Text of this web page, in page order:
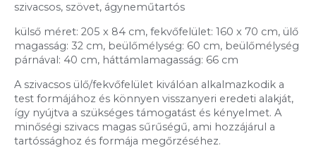
szivacsos, szövet, ágyneműtartós
külső méret: 205 x 84 cm, fekvőfelület: 160 x 70 cm, ülő
magasság: 32 cm, beülőmélység: 60 cm, beülőmélység
párnával: 40 cm, háttámlamagasság: 66 cm
A szivacsos ülő/fekvőfelület kiválóan alkalmazkodik a
test formájához és könnyen visszanyeri eredeti alakját,
így nyújtva a szükséges támogatást és kényelmet. A
minőségi szivacs magas sűrűségű, ami hozzájárul a
tartóssághoz és formája megőrzéséhez.